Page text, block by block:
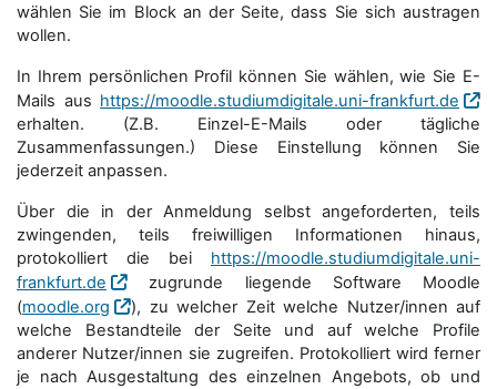
wählen Sie im Block an der Seite, dass Sie sich austragen
wollen.
In Ihrem persönlichen Profil können Sie wählen, wie Sie E-
Mails aus https://moodle.studiumdigitale.uni-frankfurt.de
erhalten. (Z.B. Einzel-E-Mails oder tägliche
Zusammenfassungen.) Diese Einstellung können Sie
jederzeit anpassen.
Über die in der Anmeldung selbst angeforderten, teils
zwingenden, teils freiwilligen Informationen hinaus,
protokolliert die bei https://moodle.studiumdigitale.uni-
frankfurt.de
zugrunde liegende Software Moodle
(moodle.org
), zu welcher Zeit welche Nutzer/innen auf
welche Bestandteile der Seite und auf welche Profile
anderer Nutzer/innen sie zugreifen. Protokolliert wird ferner
je nach Ausgestaltung des einzelnen Angebots, ob und